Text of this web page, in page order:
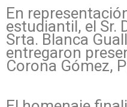
En
estudiantil, el Sr.
Srta. Blanca
entregaron
Corona Gómez,